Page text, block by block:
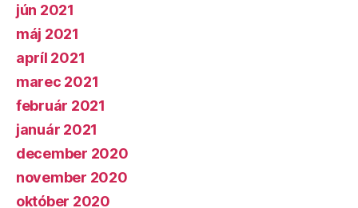
jún 2021
máj 2021
apríl 2021
marec 2021
február 2021
január 2021
december 2020
november 2020
október 2020